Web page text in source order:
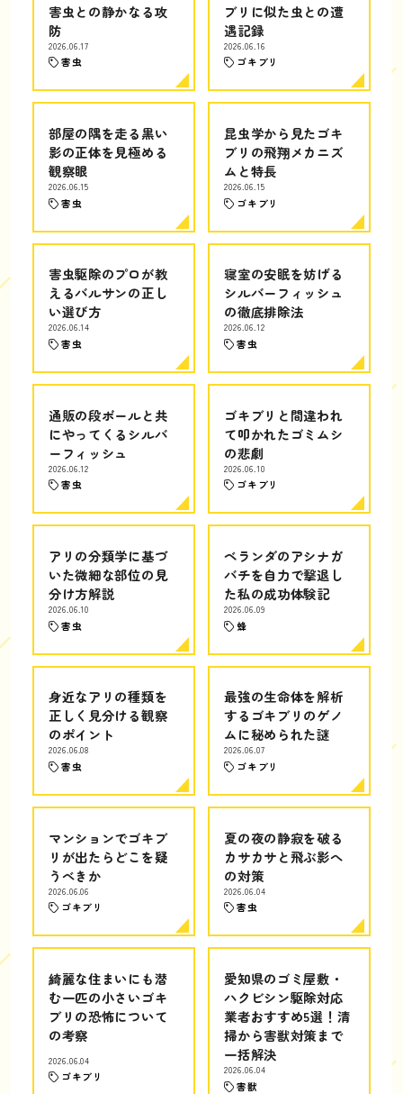
害虫との静かなる攻
防
2026.06.17
害虫
ブリに似た虫との遭
遇記録
2026.06.16
ゴキブリ
部屋の隅を走る黒い
影の正体を見極める
観察眼
2026.06.15
害虫
昆虫学から見たゴキ
ブリの飛翔メカニズ
ムと特長
2026.06.15
ゴキブリ
害虫駆除のプロが教
えるバルサンの正し
い選び方
2026.06.14
害虫
寝室の安眠を妨げる
シルバーフィッシュ
の徹底排除法
2026.06.12
害虫
通販の段ボールと共
にやってくるシルバ
ーフィッシュ
2026.06.12
害虫
ゴキブリと間違われ
て叩かれたゴミムシ
の悲劇
2026.06.10
ゴキブリ
アリの分類学に基づ
いた微細な部位の見
分け方解説
2026.06.10
害虫
ベランダのアシナガ
バチを自力で撃退し
た私の成功体験記
2026.06.09
蜂
身近なアリの種類を
正しく見分ける観察
のポイント
2026.06.08
害虫
最強の生命体を解析
するゴキブリのゲノ
ムに秘められた謎
2026.06.07
ゴキブリ
マンションでゴキブ
リが出たらどこを疑
うべきか
2026.06.06
ゴキブリ
夏の夜の静寂を破る
カサカサと飛ぶ影へ
の対策
2026.06.04
害虫
綺麗な住まいにも潜
む一匹の小さいゴキ
ブリの恐怖について
の考察
2026.06.04
ゴキブリ
愛知県のゴミ屋敷・
ハクビシン駆除対応
業者おすすめ5選！清
掃から害獣対策まで
一括解決
2026.06.04
害獣